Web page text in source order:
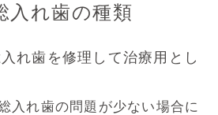
入れ歯の種類
れ歯を修理して治療用とし
入れ歯の問題が少ない場合に